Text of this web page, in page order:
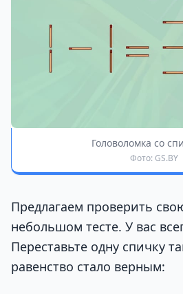
Головоломка со
Фото: GS.BY
Предлагаем проверить
небольшом тесте. У вас
Переставьте одну спичку
равенство стало верным: